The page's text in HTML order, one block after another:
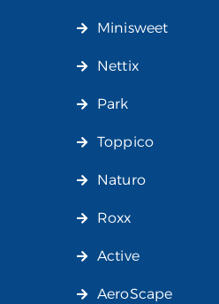
Minisweet
Nettix
Park
Toppico
Naturo
Roxx
Active
AeroScape